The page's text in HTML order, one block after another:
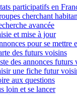
participatifs en
cherchant
avancée
et mise à jour
pour se mettre
des futurs voisins
des annonces futurs
une fiche futur
aux questions
loin et se lancer